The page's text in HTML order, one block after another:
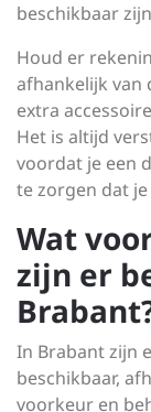
beschikbaar
Houd er
afhankelijk van
extra
Het is altijd
voordat je een
te zorgen dat
Wat
zijn er
In Brabant zijn
beschikbaar,
voorkeur en